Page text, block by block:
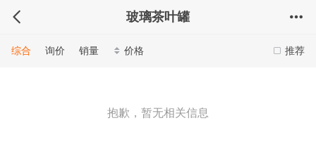
玻璃茶叶罐
推荐
综合 询价 销量 价格
抱歉，暂无相关信息